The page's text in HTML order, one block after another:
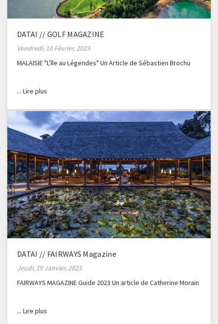
DATAI // GOLF MAGAZINE
Vendredi, 10 Février, 2023
MALAISIE "L'île au Légendes" Un Article de Sébastien Brochu
DATAI // FAIRWAYS Magazine
Jeudi, 19 Janvier, 2023
FAIRWAYS MAGAZINE Guide 2023 Un article de Catherine Morain